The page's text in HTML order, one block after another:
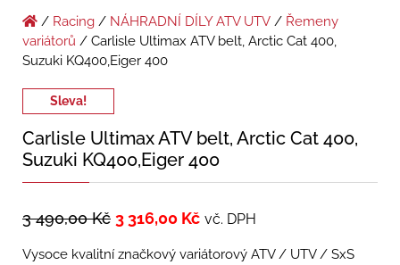
/ Racing / NÁHRADNÍ DÍLY ATV UTV / Řemeny
variátorů / Carlisle Ultimax ATV belt, Arctic Cat 400,
Suzuki KQ400,Eiger 400
Sleva!
Carlisle Ultimax ATV belt, Arctic Cat 400,
Suzuki KQ400,Eiger 400
3 490,00Kč 3 316,00 Kč vč. DPH
Vysoce kvalitní značkový variátorový ATV / UTV / SxS